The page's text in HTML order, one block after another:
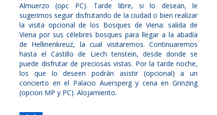
Almuerzo (opc PC). Tarde libre, si lo desean, le
sugerimos seguir disfrutando de la ciudad o bien realizar
la visita opcional de los Bosques de Viena: salida de
Viena por sus célebres bosques para llegar a la abadía
de Hellinenkreuz, la cual visitaremos. Continuaremos
hasta el Castillo de Liech tenstein, desde donde se
puede disfrutar de preciosas vistas. Por la tarde noche,
los que lo deseen podrán asistir (opcional) a un
concierto en el Palacio Auersperg y cena en Grinzing
(opcion MP y PC). Alojamiento.